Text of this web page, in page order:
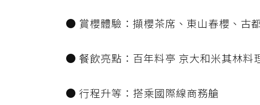
● 賞櫻體驗：擷櫻茶席、東山春櫻、古
● 餐飲亮點：百年料亭 京大和米其林料
● 行程升等：搭乘國際線商務艙